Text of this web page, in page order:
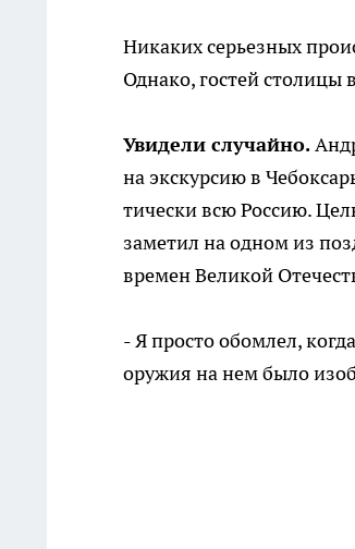
Никаких серьезных
Однако, го­стей столицы
Увидели случайно.
на экскур­сию в
тически всю Россию.
заметил на одном из
времен Великой
- Я просто обомлел,
оружия на нем было